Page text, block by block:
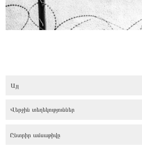
Այլ
Վերջին տեղեկություններ